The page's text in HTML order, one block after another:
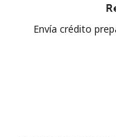
Envía crédito